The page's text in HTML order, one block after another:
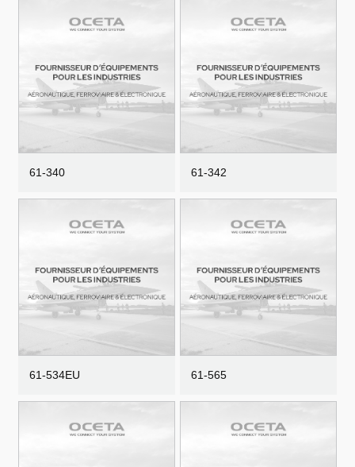
61-340 61-342
61-534EU 61-565